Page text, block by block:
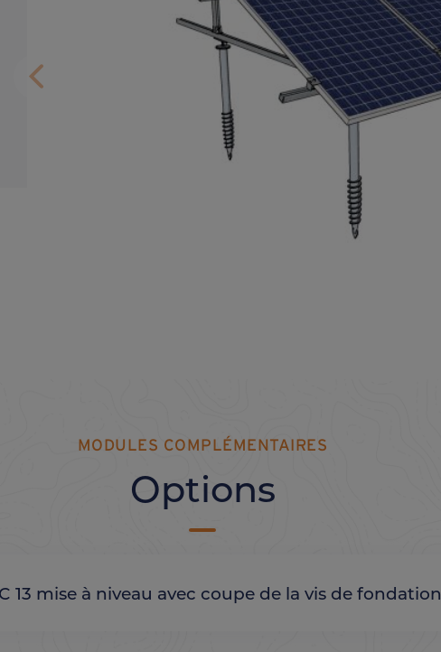
MODULES COMPLÉMENTAIRES
Options
13 mise à niveau avec coupe de la vis de fondation